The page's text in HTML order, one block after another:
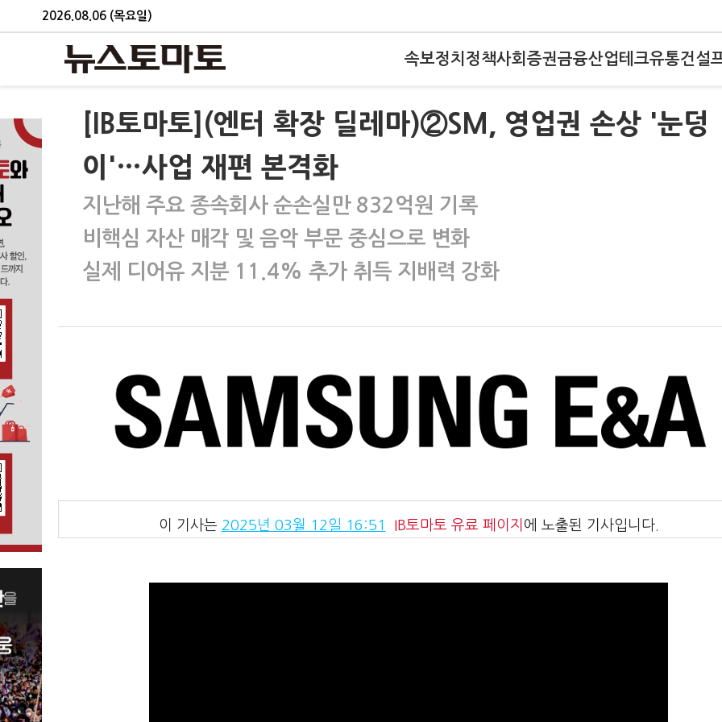
2026.08.06 (목요일)
속보정치 정책사회 증권금융산업테크유통건설
[IB토마토](엔터 확장 딜레마)②SM, 영업권 손상 '눈덩
이'…사업 재편 본격화
지난해 주요 종속회사 순손실만 832억원 기록
비핵심 자산 매각 및 음악 부문 중심으로 변화
실제 디어유 지분 11.4% 추가 취득 지배력 강화
이 기사는 2025년 03월 12일 16:51 IB토마토 유료 페이지 에 노출된 기사입니다.